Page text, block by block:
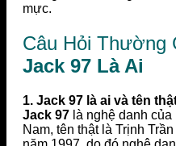
mực.
Câu Hỏi Thường
Jack 97 Là Ai
1. Jack 97 là ai và tên
Jack 97 là nghệ danh
Nam, tên thật là Trịnh